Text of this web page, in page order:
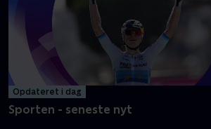
Opdateret i dag
Sporten - seneste nyt